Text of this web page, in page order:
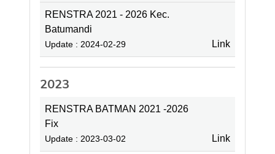
RENSTRA 2021 - 2026 Kec.
Batumandi
Update : 2024-02-29 Link
2023
RENSTRA BATMAN 2021 -2026
Fix
Update : 2023-03-02 Link